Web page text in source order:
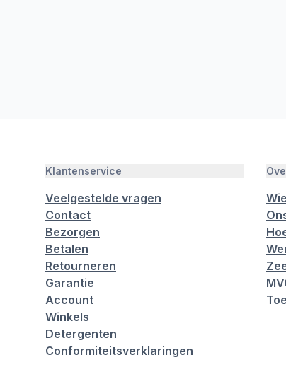
Klantenservice
Veelgestelde vragen
Contact
Bezorgen
Betalen
Retourneren
Garantie
Account
Winkels
Detergenten
Conformiteitsverklaringen